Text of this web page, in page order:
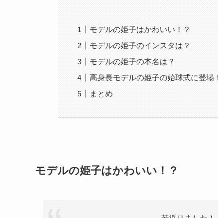
モデルの姫子はかわいい！？
モデルの姫子のインスタは？
モデルの姫子の本名は？
高身長モデルの姫子の始球式に登場
まとめ
モデルの姫子はかわいい！？